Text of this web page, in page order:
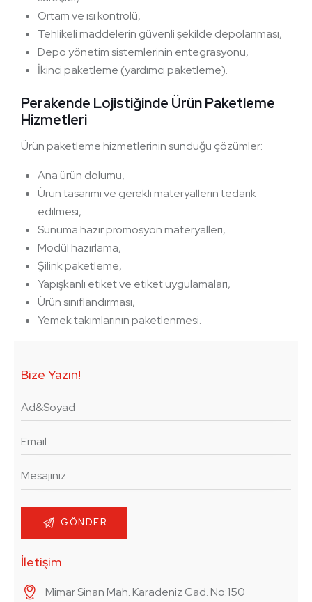
Ortam ve ısı kontrolü,
Tehlikeli maddelerin güvenli şekilde depolanması,
Depo yönetim sistemlerinin entegrasyonu,
İkinci paketleme (yardımcı paketleme).
Perakende Lojistiğinde Ürün Paketleme
Hizmetleri
Ürün paketleme hizmetlerinin sunduğu çözümler:
Ana ürün dolumu,
Ürün tasarımı ve gerekli materyallerin tedarik
edilmesi,
Sunuma hazır promosyon materyalleri,
Modül hazırlama,
Şilink paketleme,
Yapışkanlı etiket ve etiket uygulamaları,
Ürün sınıflandırması,
Yemek takımlarının paketlenmesi.
Bize Yazın!
İletişim
Mimar Sinan Mah. Karadeniz Cad. No:150